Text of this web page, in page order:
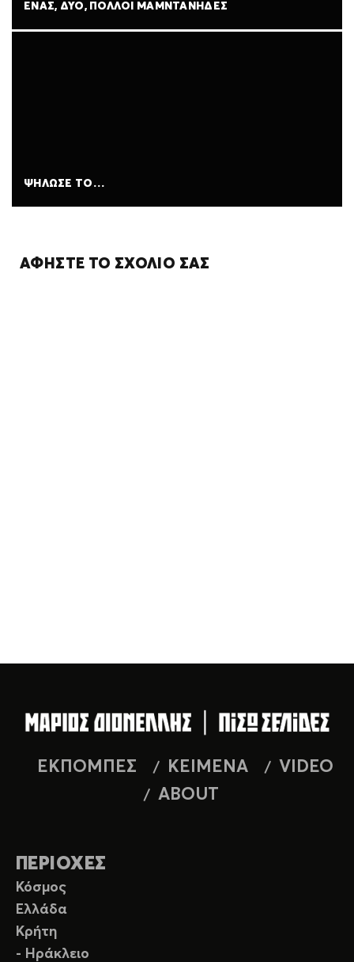
ΕΝΑΣ, ΔΥΟ, ΠΟΛΛΟΙ ΜΑΜΝΤΑΝΗΔΕΣ
ΨΗΛΩΣΕ ΤΟ…
ΑΦΉΣΤΕ ΤΟ ΣΧΌΛΙΌ ΣΑΣ
ΕΚΠΟΜΠΕΣ ΚΕΙΜΕΝΑ
VIDEO
ABOUT
ΠΕΡΙΟΧΕΣ
Κόσμος
Ελλάδα
Κρήτη
- Ηράκλειο